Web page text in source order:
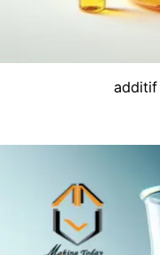
additif